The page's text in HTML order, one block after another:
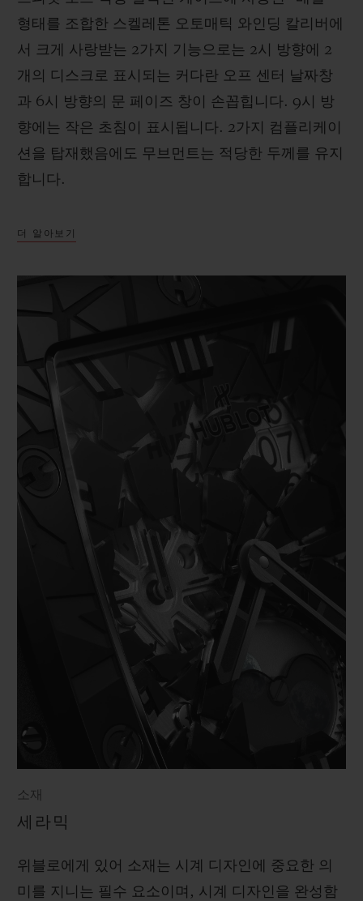
형태를 조합한 스켈레톤 오토매틱 와인딩 칼리버에
서 크게 사랑받는 2가지 기능으로는 2시 방향에 2
개의 디스크로 표시되는 커다란 오프 센터 날짜창
과 6시 방향의 문 페이즈 창이 손꼽힙니다. 9시 방
향에는 작은 초침이 표시됩니다. 2가지 컴플리케이
션을 탑재했음에도 무브먼트는 적당한 두께를 유지
합니다.
더 알아보기
소재
세라믹
위블로에게 있어 소재는 시계 디자인에 중요한 의
미를 지니는 필수 요소이며, 시계 디자인을 완성함